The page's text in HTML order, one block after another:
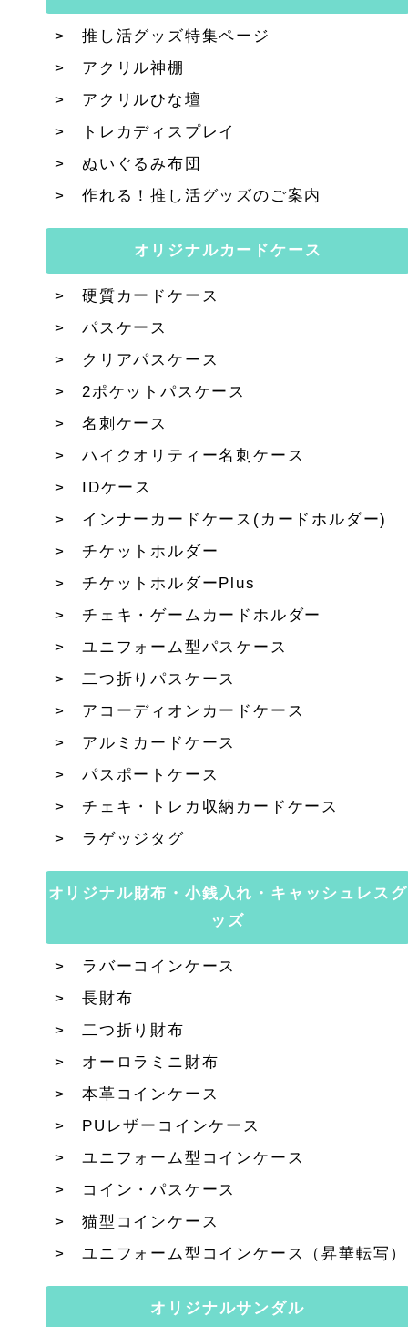
推し活グッズ特集ページ
アクリル神棚
アクリルひな壇
トレカディスプレイ
ぬいぐるみ布団
作れる！推し活グッズのご案内
オリジナルカードケース
硬質カードケース
パスケース
クリアパスケース
2ポケットパスケース
名刺ケース
ハイクオリティー名刺ケース
IDケース
インナーカードケース(カードホルダー)
チケットホルダー
チケットホルダーPlus
チェキ・ゲームカードホルダー
ユニフォーム型パスケース
二つ折りパスケース
アコーディオンカードケース
アルミカードケース
パスポートケース
チェキ・トレカ収納カードケース
ラゲッジタグ
オリジナル財布・小銭入れ・キャッシュレスグ
ッズ
ラバーコインケース
長財布
二つ折り財布
オーロラミニ財布
本革コインケース
PUレザーコインケース
ユニフォーム型コインケース
コイン・パスケース
猫型コインケース
ユニフォーム型コインケース（昇華転写）
オリジナルサンダル